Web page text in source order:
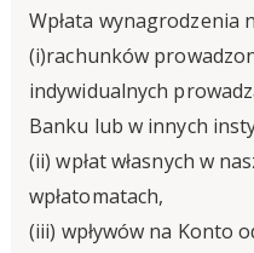
Wpłata wynagrodzenia
(i)rachunków
indywidualnych
Banku lub w innych
(ii) wpłat własnych w
wpłatomatach,
(iii) wpływów na Konto